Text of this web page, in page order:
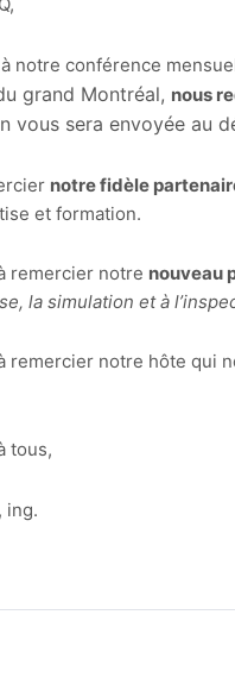
notre conférence
grand Montréal, nous
vous sera envoyée au
notre fidèle
et formation.
remercier notre nouveau
la simulation et à
remercier notre hôte qui
tous,
ing.